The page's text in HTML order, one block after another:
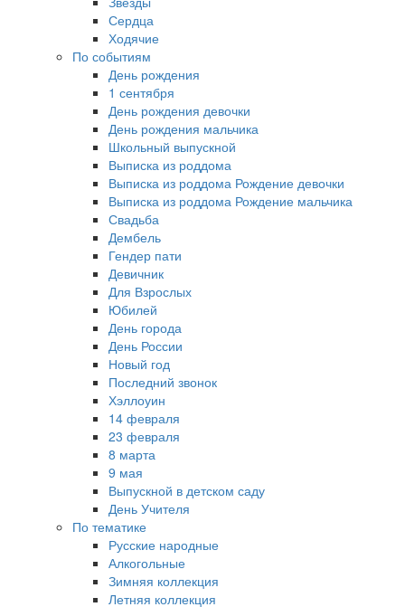
Сердца
Ходячие
По событиям
День рождения
1 сентября
День рождения девочки
День рождения мальчика
Школьный выпускной
Выписка из роддома
Выписка из роддома Рождение девочки
Выписка из роддома Рождение мальчика
Свадьба
Дембель
Гендер пати
Девичник
Для Взрослых
Юбилей
День города
День России
Новый год
Последний звонок
Хэллоуин
14 февраля
23 февраля
8 марта
9 мая
Выпускной в детском саду
День Учителя
По тематике
Русские народные
Алкогольные
Зимняя коллекция
Летняя коллекция